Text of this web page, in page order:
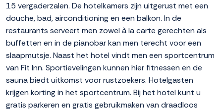
15 vergaderzalen. De hotelkamers zijn uitgerust met een
douche, bad, airconditioning en een balkon. In de
restaurants serveert men zowel à la carte gerechten als
buffetten en in de pianobar kan men terecht voor een
slaapmutsje. Naast het hotel vindt men een sportcentrum
van Fit Inn. Sportievelingen kunnen hier fitnessen en de
sauna biedt uitkomst voor rustzoekers. Hotelgasten
krijgen korting in het sportcentrum. Bij het hotel kunt u
gratis parkeren en gratis gebruikmaken van draadloos